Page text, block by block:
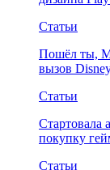
Статьи
Пошёл ты,
вызов
Статьи
Стартовала
покупку
Статьи